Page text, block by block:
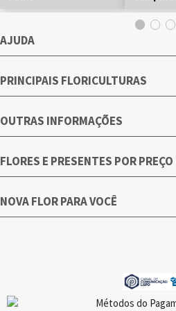
AJUDA
PRINCIPAIS FLORICULTURAS
OUTRAS INFORMAÇÕES
FLORES E PRESENTES POR PREÇO
NOVA FLOR PARA VOCÊ